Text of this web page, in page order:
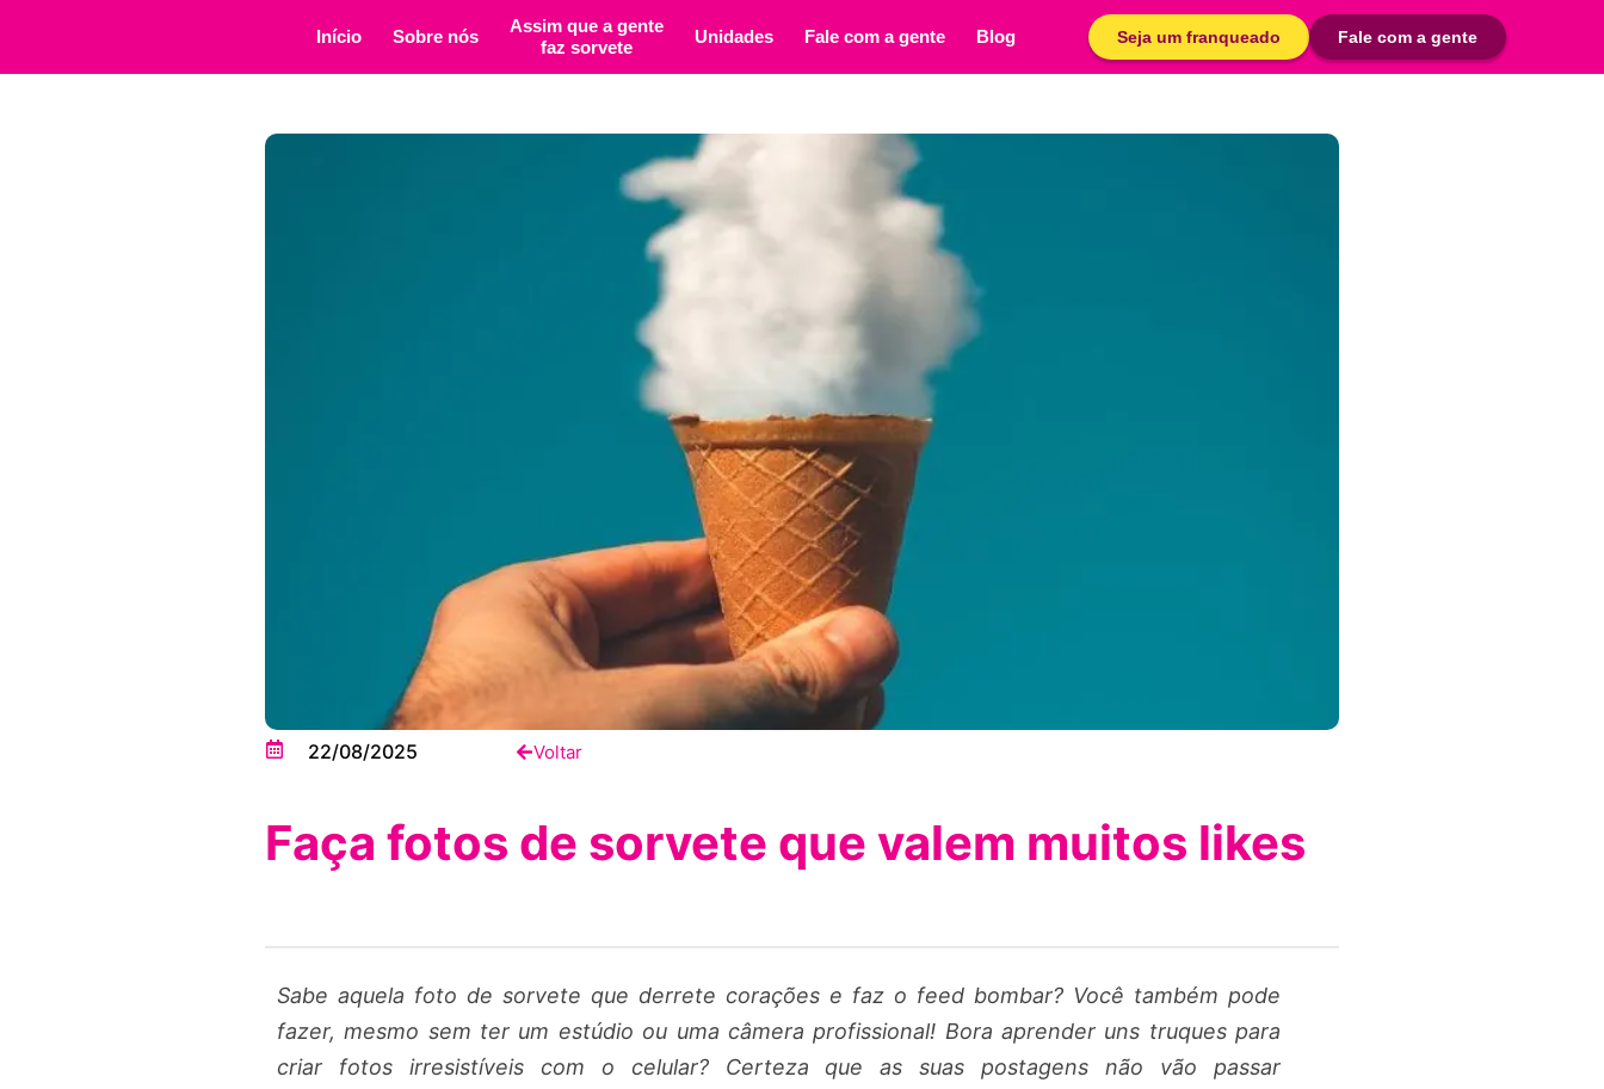
Início Sobre nós
Assim que a gente
faz sorvete
Unidades Fale com a gente Blog Seja um franqueado Fale com a gente
22/08/2025 Voltar
Faça fotos de sorvete que valem muitos likes
Sabe aquela foto de sorvete que derrete corações e faz o feed bombar? Você também pode
fazer, mesmo sem ter um estúdio ou uma câmera profissional! Bora aprender uns truques para
criar fotos irresistíveis com o celular? Certeza que as suas postagens não vão passar